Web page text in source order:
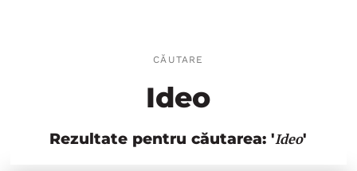
CĂUTARE
Ideo
Rezultate pentru căutarea: 'Ideo'